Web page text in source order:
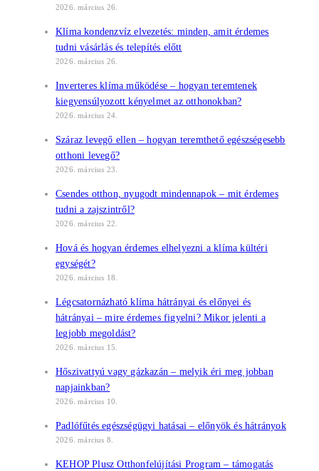
2026. március 26.
Klíma kondenzvíz elvezetés: minden, amit érdemes
tudni vásárlás és telepítés előtt
2026. március 26.
Inverteres klíma működése – hogyan teremtenek
kiegyensúlyozott kényelmet az otthonokban?
2026. március 24.
Száraz levegő ellen – hogyan teremthető egészségesebb
otthoni levegő?
2026. március 23.
Csendes otthon, nyugodt mindennapok – mit érdemes
tudni a zajszintről?
2026. március 22.
Hová és hogyan érdemes elhelyezni a klíma kültéri
egységét?
2026. március 18.
Légcsatornázható klíma hátrányai és előnyei és
hátrányai – mire érdemes figyelni? Mikor jelenti a
legjobb megoldást?
2026. március 15.
Hőszivattyú vagy gázkazán – melyik éri meg jobban
napjainkban?
2026. március 10.
Padlófűtés egészségügyi hatásai – előnyök és hátrányok
2026. március 8.
KEHOP Plusz Otthonfelújítási Program – támogatás